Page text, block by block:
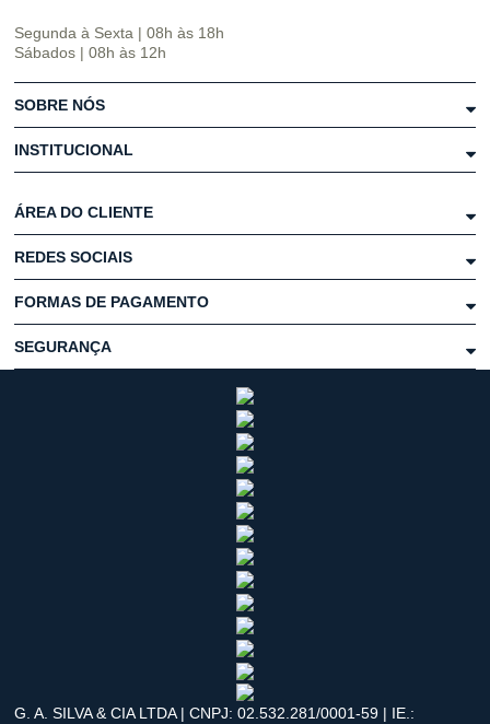
Segunda à Sexta | 08h às 18h
Sábados | 08h às 12h
SOBRE NÓS
INSTITUCIONAL
ÁREA DO CLIENTE
REDES SOCIAIS
FORMAS DE PAGAMENTO
SEGURANÇA
G. A. SILVA & CIA LTDA | CNPJ: 02.532.281/0001-59 | IE.: